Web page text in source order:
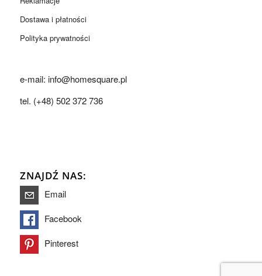
Dostawa i płatności
Polityka prywatności
e-mail: info@homesquare.pl
tel. (+48) 502 372 736
ZNAJDŹ NAS:
Email
Facebook
Pinterest